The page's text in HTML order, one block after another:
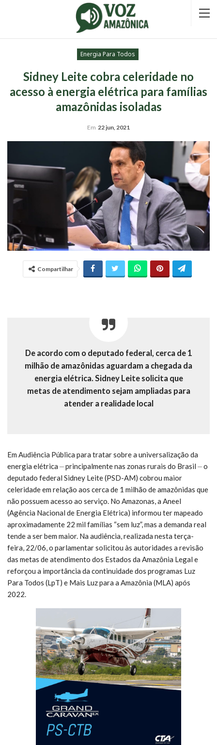
Energia Para Todos
Sidney Leite cobra celeridade no
acesso à energia elétrica para famílias
amazônidas isoladas
Em 22 jun, 2021
Compartilhar
De acordo com o deputado federal, cerca de 1
milhão de amazônidas aguardam a chegada da
energia elétrica. Sidney Leite solicita que
metas de atendimento sejam ampliadas para
atender a realidade local
Em Audiência Pública para tratar sobre a universalização da
energia elétrica ⏤ principalmente nas zonas rurais do Brasil ⏤ o
deputado federal Sidney Leite (PSD-AM) cobrou maior
celeridade em relação aos cerca de 1 milhão de amazônidas que
não possuem acesso ao serviço. No Amazonas, a Aneel
(Agência Nacional de Energia Elétrica) informou ter mapeado
aproximadamente 22 mil famílias “sem luz”, mas a demanda real
tende a ser bem maior. Na audiência, realizada nesta terça-
feira, 22/06, o parlamentar solicitou às autoridades a revisão
das metas de atendimento dos Estados da Amazônia Legal e
reforçou a importância da continuidade dos programas Luz
Para Todos (LpT) e Mais Luz para a Amazônia (MLA) após
2022.